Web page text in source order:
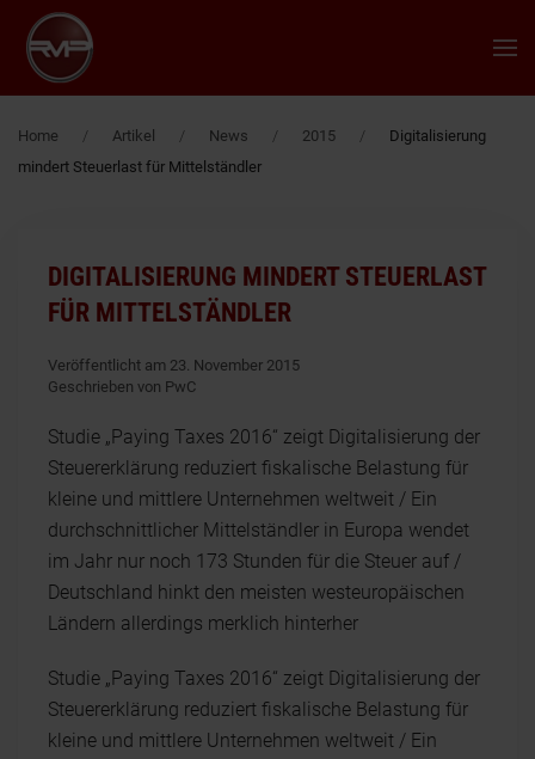
Zum Hauptinhalt springen
Home Artikel News 2015
Digitalisierung
mindert Steuerlast für Mittelständler
DIGITALISIERUNG MINDERT STEUERLAST
FÜR MITTELSTÄNDLER
Veröffentlicht am 23. November 2015
Geschrieben von PwC
Studie „Paying Taxes 2016“ zeigt Digitalisierung der
Steuererklärung reduziert fiskalische Belastung für
kleine und mittlere Unternehmen weltweit / Ein
durchschnittlicher Mittelständler in Europa wendet
im Jahr nur noch 173 Stunden für die Steuer auf /
Deutschland hinkt den meisten westeuropäischen
Ländern allerdings merklich hinterher
Studie „Paying Taxes 2016“ zeigt Digitalisierung der
Steuererklärung reduziert fiskalische Belastung für
kleine und mittlere Unternehmen weltweit / Ein